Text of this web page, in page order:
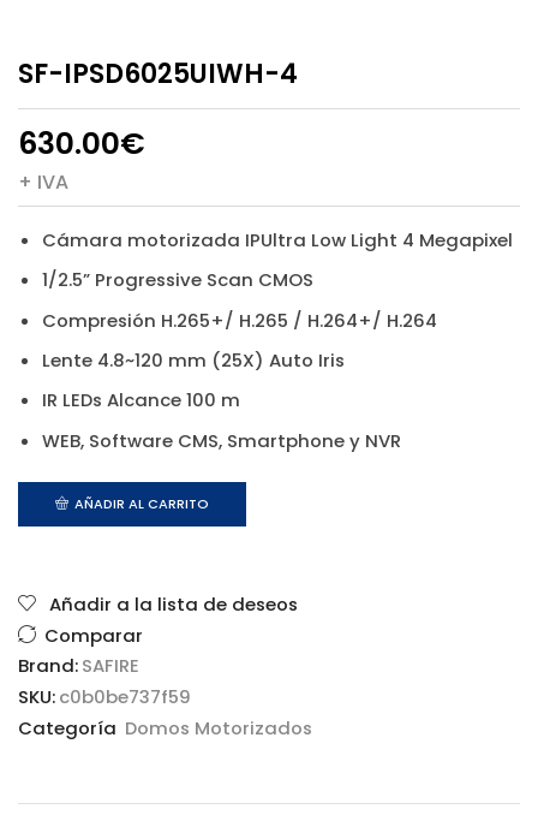
SF-IPSD6025UIWH-4
630.00€
+ IVA
Cámara motorizada IPUltra Low Light 4 Megapixel
1/2.5” Progressive Scan CMOS
Compresión H.265+/ H.265 / H.264+/ H.264
Lente 4.8~120 mm (25X) Auto Iris
IR LEDs Alcance 100 m
WEB, Software CMS, Smartphone y NVR
AÑADIR AL CARRITO
Añadir a la lista de deseos
Comparar
Brand:SAFIRE
SKU:c0b0be737f59
Categoría Domos Motorizados